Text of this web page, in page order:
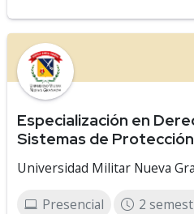
Especialización en
Sistemas de Protección
Universidad Militar Nueva
Presencial 2